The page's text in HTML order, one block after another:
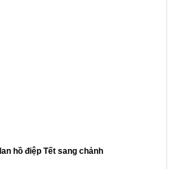
hồ điệp Tết sang chảnh